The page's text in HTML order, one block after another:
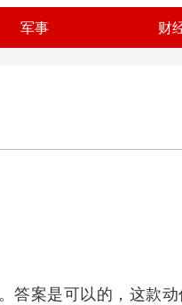
军事 财
答案是可以的，这款